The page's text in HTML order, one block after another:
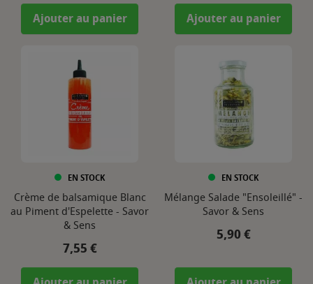
Ajouter au panier Ajouter au panier
EN STOCK
Crème de balsamique Blanc
au Piment d'Espelette - Savor
& Sens
Prix
7,55 €
EN STOCK
Mélange Salade "Ensoleillé" -
Savor & Sens
Prix
5,90 €